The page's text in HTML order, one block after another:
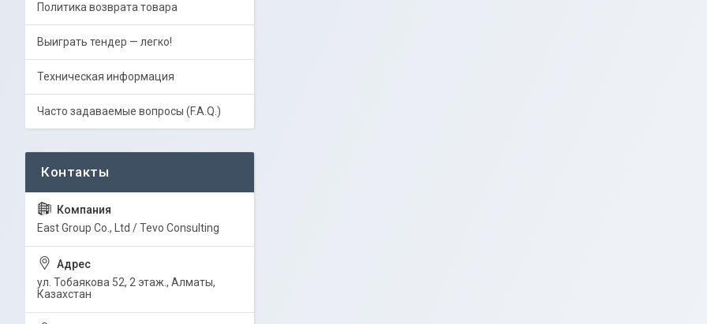
Политика возврата товара
Выиграть тендер — легко!
Техническая информация
Часто задаваемые вопросы (F.A.Q.)
East Group Co., Ltd / Tevo Consulting
ул. Тобаякова 52, 2 этаж., Алматы,
Казахстан